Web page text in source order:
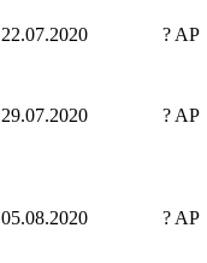
22.07.2020 ? AP
29.07.2020 ? AP
05.08.2020 ? AP